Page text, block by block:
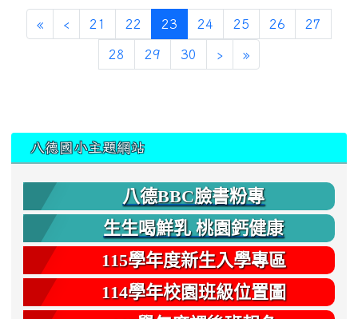
« ‹ 21 22 23 (current)
24 25 26 27
28 29 30 › »
八德國小主題網站
八德BBC臉書粉專
生生喝鮮乳 桃園鈣健康
115學年度新生入學專區
114學年校園班級位置圖